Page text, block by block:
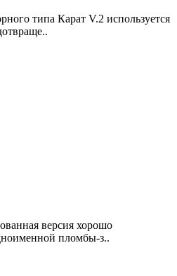
типа Карат V.2 используется
версия хорошо
пломбы-з..